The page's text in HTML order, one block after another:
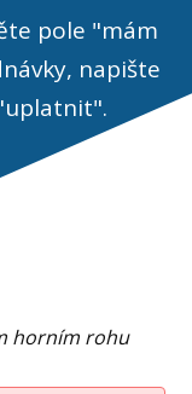
pole "mám
napište
horním rohu